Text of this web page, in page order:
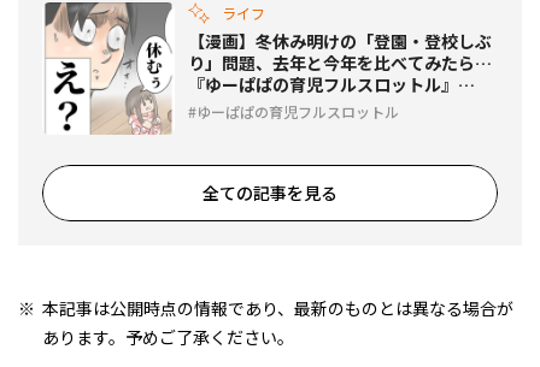
ライフ
【漫画】冬休み明けの「登園・登校しぶ
り」問題、去年と今年を比べてみたら…
『ゆーぱぱの育児フルスロットル』
Vol.67
ゆーぱぱの育児フルスロットル
全ての記事を見る
本記事は公開時点の情報であり、最新のものとは異なる場合が
あります。予めご了承ください。